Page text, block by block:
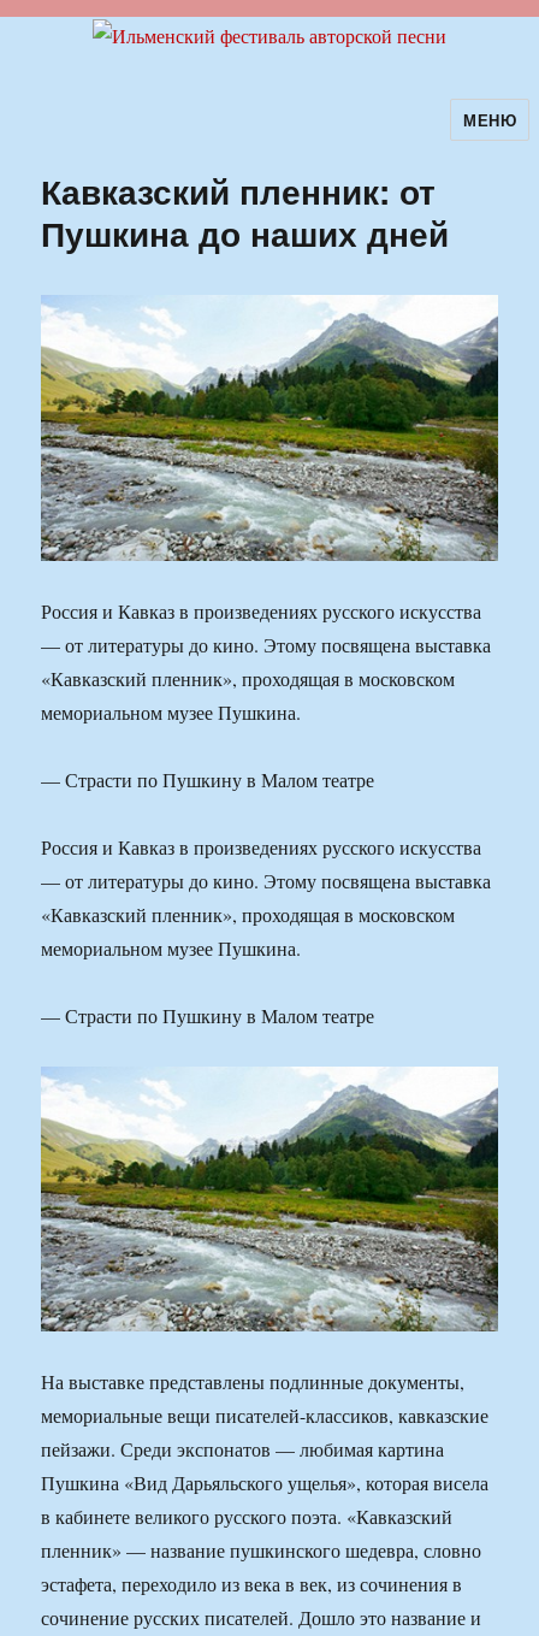
Ильменский фестиваль авторскойМЕНЮ
Кавказский пленник: от
Пушкина до наших дней
Россия и Кавказ в произведениях русского искусства
— от литературы до кино. Этому посвящена выставка
«Кавказский пленник», проходящая в московском
мемориальном музее Пушкина.
— Страсти по Пушкину в Малом театре
Россия и Кавказ в произведениях русского искусства
— от литературы до кино. Этому посвящена выставка
«Кавказский пленник», проходящая в московском
мемориальном музее Пушкина.
— Страсти по Пушкину в Малом театре
На выставке представлены подлинные документы,
мемориальные вещи писателей-классиков, кавказские
пейзажи. Среди экспонатов — любимая картина
Пушкина «Вид Дарьяльского ущелья», которая висела
в кабинете великого русского поэта. «Кавказский
пленник» — название пушкинского шедевра, словно
эстафета, переходило из века в век, из сочинения в
сочинение русских писателей. Дошло это название и